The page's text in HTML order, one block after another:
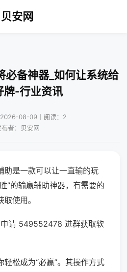
贝安网
必备神器_如何让系统给
牌-行业资讯
08-09｜阅读：2
布者：贝安网
助是一款可以让一直输的玩
”的输赢辅助神器，有需要的
使用。
请 549552478 进群获取软
松成为“必赢”。其操作方式